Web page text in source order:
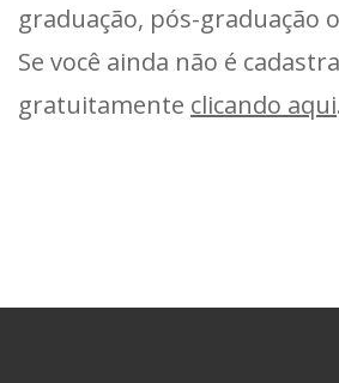
graduação, pós-graduação
Se você ainda não é
gratuitamente clicando aqui.